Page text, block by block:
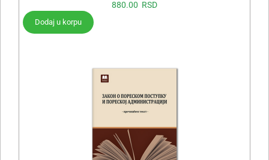
880.00 RSD
Dodaj u korpu